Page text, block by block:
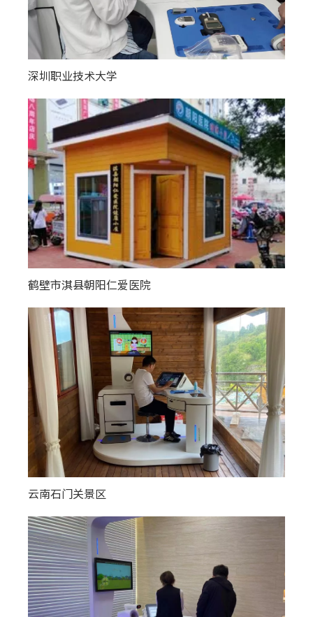
深圳职业技术大学
鹤壁市淇县朝阳仁爱医院
云南石门关景区